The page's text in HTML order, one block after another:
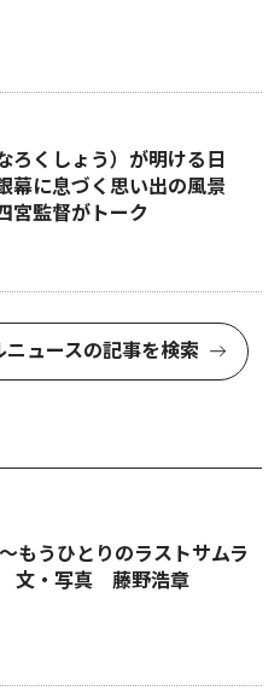
ろくしょう）が明ける日
幕に息づく思い出の風景
宮監督がトーク
ュースの記事を検索
もうひとりのラストサムラ
・写真 藤野浩章